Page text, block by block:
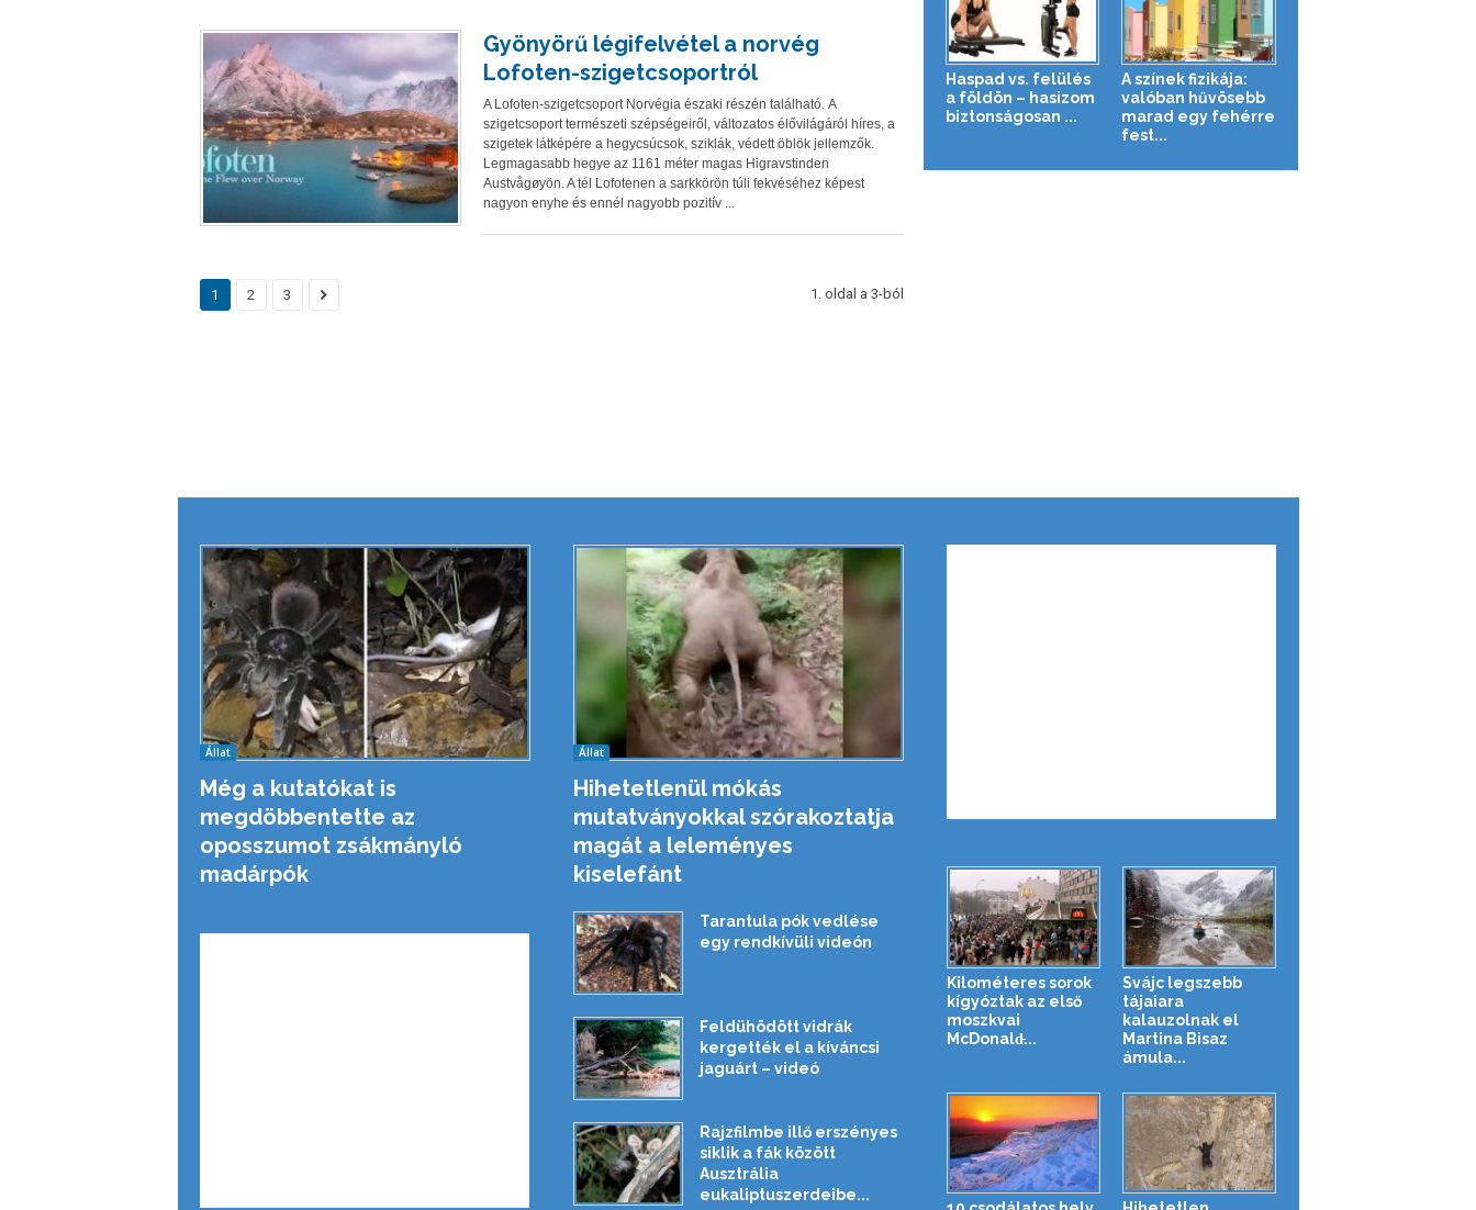
Gyönyörű légifelvétel a norvég
Lofoten-szigetcsoportról
A Lofoten-szigetcsoport Norvégia északi részén található. A
szigetcsoport természeti szépségeiről, változatos élővilágáról híres, a
szigetek látképére a hegycsúcsok, sziklák, védett öblök jellemzők.
Legmagasabb hegye az 1161 méter magas Higravstinden
Austvågøyön. A tél Lofotenen a sarkkörön túli fekvéséhez képest
nagyon enyhe és ennél nagyobb pozitív ...
1 2 3 1. oldal a 3-ból
Haspad vs. felülés
a földön – hasizom
biztonságosan ...
A színek fizikája:
valóban hűvösebb
marad egy fehérre
fest...
Állat
Még a kutatókat is
megdöbbentette az
oposszumot zsákmányló
madárpók
Állat
Hihetetlenül mókás
mutatványokkal szórakoztatja
magát a leleményes
kiselefánt
Tarantula pók vedlése
egy rendkívüli videón
Feldühödött vidrák
kergették el a kíváncsi
jaguárt – videó
Rajzfilmbe illő erszényes
siklik a fák között
Ausztrália
eukaliptuszerdeibe...
Kilométeres sorok
kígyóztak az első
moszkvai
McDonald̵...
Svájc legszebb
tájaiara
kalauzolnak el
Martina Bisaz
ámula...